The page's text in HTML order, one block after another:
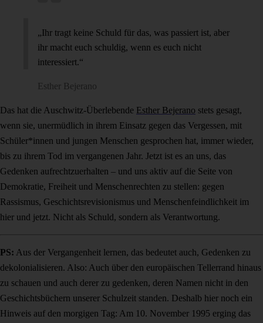
„Ihr tragt keine Schuld für das, was passiert ist, aber
ihr macht euch schuldig, wenn es euch nicht
interessiert.“
Esther Bejerano
Das hat die Auschwitz-Überlebende Esther Bejerano stets gesagt,
wenn sie, unermüdlich in ihrem Einsatz gegen das Vergessen, mit
Schüler*innen und jungen Menschen gesprochen hat, immer wieder,
bis zu ihrem Tod im vergangenen Jahr. Jetzt ist es an uns, das
Gedenken aufrechtzuerhalten – und uns aktiv auf die Seite von
Demokratie, Freiheit und Menschenrechten zu stellen: gegen
Rassismus, Geschichtsrevisionismus und Menschenfeindlichkeit im
hier und jetzt. Nicht als Schuld, sondern als Verantwortung.
PS: Aus der Vergangenheit lernen, das bedeutet auch, Gedenken zu
dekolonialisieren. Also: Auch über den europäischen Tellerrand hinaus
zu schauen und auch derer zu gedenken, deren Namen nicht in den
Geschichtsbüchern unserer Schulzeit standen. Deshalb hier noch ein
Hinweis auf den morgigen Tag: Am 10. November 1995 erging das